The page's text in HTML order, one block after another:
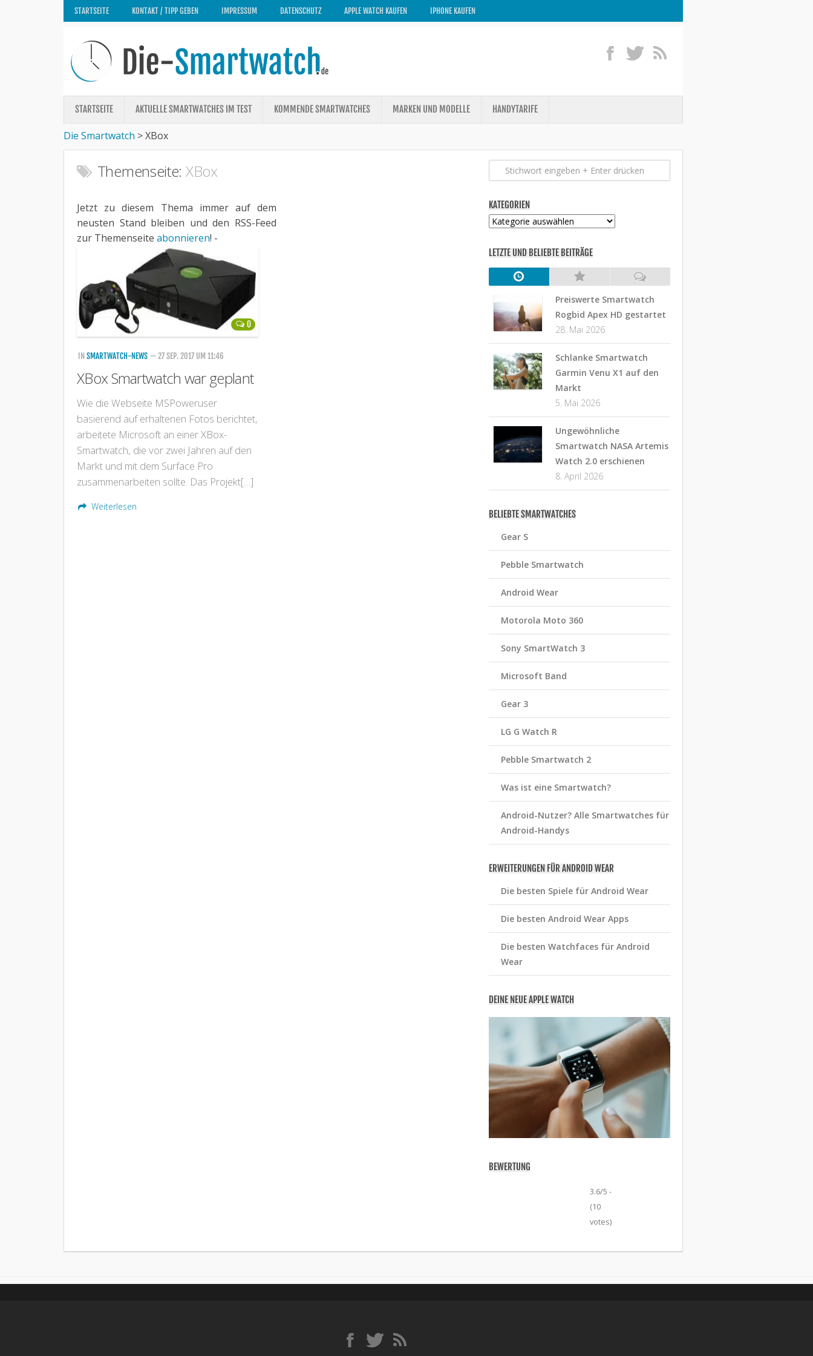
STARTSEITE KONTAKT / TIPP GEBEN IMPRESSUM DATENSCHUTZ APPLE WATCH KAUFEN IPHONE KAUFEN
STARTSEITE AKTUELLE SMARTWATCHES IM TEST KOMMENDE SMARTWATCHES MARKEN UND MODELLE HANDYTARIFE
Die Smartwatch >XBox
Themenseite: XBox
Jetzt zu diesem Thema immer auf dem
neusten Stand bleiben und den RSS-Feed
zur Themenseite abonnieren! -
0
IN SMARTWATCH-NEWS — 27 SEP. 2017 UM 11:46
XBox Smartwatch war geplant
Wie die Webseite MSPoweruser
basierend auf erhaltenen Fotos berichtet,
arbeitete Microsoft an einer XBox-
Smartwatch, die vor zwei Jahren auf den
Markt und mit dem Surface Pro
zusammenarbeiten sollte. Das Projekt[…]
Weiterlesen
KATEGORIEN
Kategorien
LETZTE UND BELIEBTE BEITRÄGE
Preiswerte Smartwatch
Rogbid Apex HD gestartet
28. Mai 2026
Schlanke Smartwatch
Garmin Venu X1 auf den
Markt
5. Mai 2026
Ungewöhnliche
Smartwatch NASA Artemis
Watch 2.0 erschienen
8. April 2026
BELIEBTE SMARTWATCHES
Gear S
Pebble Smartwatch
Android Wear
Motorola Moto 360
Sony SmartWatch 3
Microsoft Band
Gear 3
LG G Watch R
Pebble Smartwatch 2
Was ist eine Smartwatch?
Android-Nutzer? Alle Smartwatches für
Android-Handys
ERWEITERUNGEN FÜR ANDROID WEAR
Die besten Spiele für Android Wear
Die besten Android Wear Apps
Die besten Watchfaces für Android
Wear
DEINE NEUE APPLE WATCH
BEWERTUNG
3.6/5 -
(10
votes)